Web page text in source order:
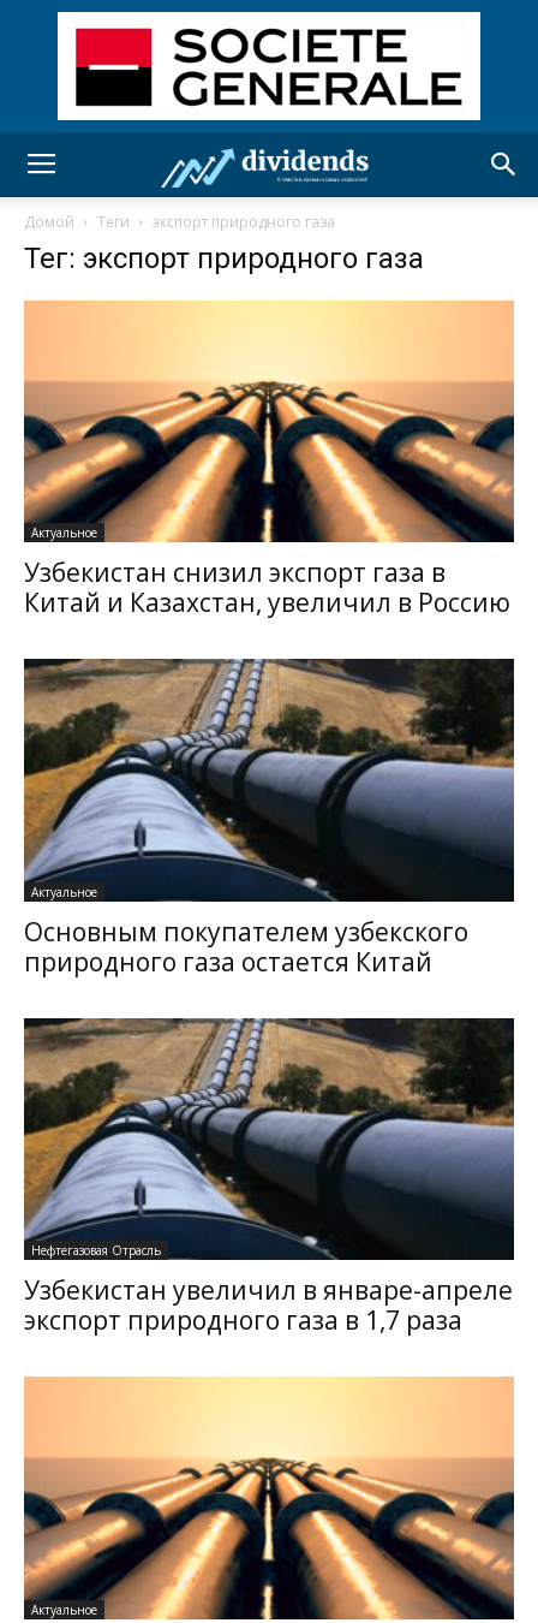
Домой Теги экспорт природного газа
Тег: экспорт природного газа
Актуальное
Узбекистан снизил экспорт газа в
Китай и Казахстан, увеличил в Россию
Актуальное
Основным покупателем узбекского
природного газа остается Китай
Нефтегазовая Отрасль
Узбекистан увеличил в январе-апреле
экспорт природного газа в 1,7 раза
Актуальное